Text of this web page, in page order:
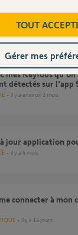
liées
détectés sur l'app
il y a environ 2 mois
à jour application
il y a 4 mois
il y a 12 jours
TOUT
Gérer mes